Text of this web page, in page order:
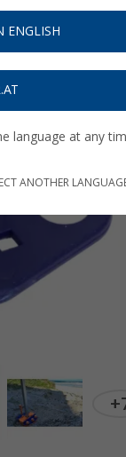
ENGLISH
language at any
ANOTHER